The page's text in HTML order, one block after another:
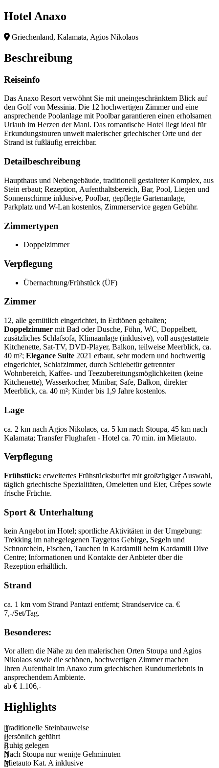
Hotel Anaxo
Griechenland, Kalamata, Agios Nikolaos
Beschreibung
Reiseinfo
Das Anaxo Resort verwöhnt Sie mit uneingeschränktem Blick auf
den Golf von Messinia. Die 12 hochwertigen Zimmer und eine
ansprechende Poolanlage mit Poolbar garantieren einen erholsamen
Urlaub im Herzen der Mani. Das romantische Hotel liegt ideal für
Erkundungstouren unweit malerischer griechischer Orte und der
Strand ist fußläufig erreichbar.
Detailbeschreibung
Haupthaus und Nebengebäude, traditionell gestalteter Komplex, aus
Stein erbaut; Rezeption, Aufenthaltsbereich, Bar, Pool, Liegen und
Sonnenschirme inklusive, Poolbar, gepflegte Gartenanlage,
Parkplatz und W-Lan kostenlos, Zimmerservice gegen Gebühr.
Zimmertypen
Doppelzimmer
Verpflegung
Übernachtung/Frühstück (ÜF)
Zimmer
12, alle gemütlich eingerichtet, in Erdtönen gehalten;
Doppelzimmer mit Bad oder Dusche, Föhn, WC, Doppelbett,
zusätzliches Schlafsofa, Klimaanlage (inklusive), voll ausgestattete
Kitchenette, Sat-TV, DVD-Player, Balkon, teilweise Meerblick, ca.
40 m²; Elegance Suite 2021 erbaut, sehr modern und hochwertig
eingerichtet, Schlafzimmer, durch Schiebetür getrennter
Wohnbereich, Kaffee- und Teezubereitungsmöglichkeiten (keine
Kitchenette), Wasserkocher, Minibar, Safe, Balkon, direkter
Meerblick, ca. 40 m²; Kinder bis 1,9 Jahre kostenlos.
Lage
ca. 2 km nach Agios Nikolaos, ca. 5 km nach Stoupa, 45 km nach
Kalamata; Transfer Flughafen - Hotel ca. 70 min. im Mietauto.
Verpflegung
Frühstück: erweitertes Frühstücksbuffet mit großzügiger Auswahl,
täglich griechische Spezialitäten, Omeletten und Eier, Crêpes sowie
frische Früchte.
Sport & Unterhaltung
kein Angebot im Hotel; sportliche Aktivitäten in der Umgebung:
Trekking im nahegelegenen Taygetos Gebirge, Segeln und
Schnorcheln, Fischen, Tauchen in Kardamili beim Kardamili Dive
Centre; Informationen und Kontakte der Anbieter über die
Rezeption erhältlich.
Strand
ca. 1 km vom Strand Pantazi entfernt; Strandservice ca. €
7,-/Set/Tag.
Besonderes:
Vor allem die Nähe zu den malerischen Orten Stoupa und Agios
Nikolaos sowie die schönen, hochwertigen Zimmer machen
Ihren Aufenthalt im Anaxo zum griechischen Rundumerlebnis in
ansprechendem Ambiente.
ab € 1.106,-
Highlights
Traditionelle Steinbauweise
Persönlich geführt
Ruhig gelegen
Nach Stoupa nur wenige Gehminuten
Mietauto Kat. A inklusive